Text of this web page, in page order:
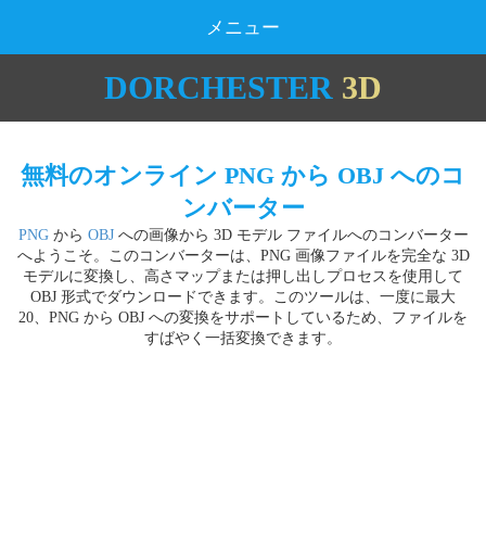
メニュー
DORCHESTER 3D
無料のオンライン PNG から OBJ へのコ
ンバーター
PNGから OBJへの画像から 3D モデル ファイルへのコンバーター
へようこそ。このコンバーターは、PNG 画像ファイルを完全な 3D
モデルに変換し、高さマップまたは押し出しプロセスを使用して
OBJ 形式でダウンロードできます。このツールは、一度に最大
20、PNG から OBJ への変換をサポートしているため、ファイルを
すばやく一括変換できます。